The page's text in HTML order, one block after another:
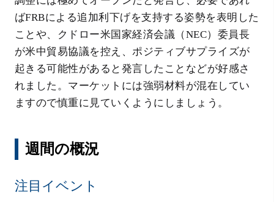
ばFRBによる追加利下げを支持する姿勢を表明した
ことや、クドロー米国家経済会議（NEC）委員長
が米中貿易協議を控え、ポジティブサプライズが
起きる可能性があると発言したことなどが好感さ
れました。マーケットには強弱材料が混在してい
ますので慎重に見ていくようにしましょう。
週間の概況
注目イベント